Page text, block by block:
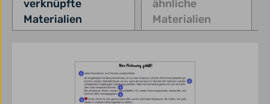
verknüpfte
Materialien
ähnliche
Materialien